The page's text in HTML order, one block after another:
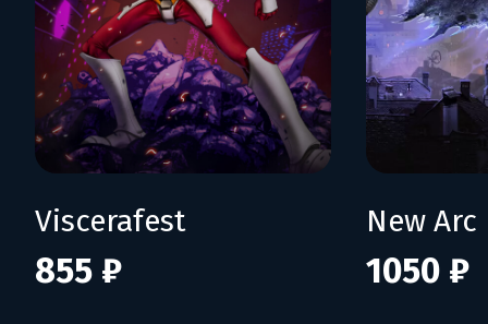
Viscerafest
855 ₽
New Arc
1050 ₽